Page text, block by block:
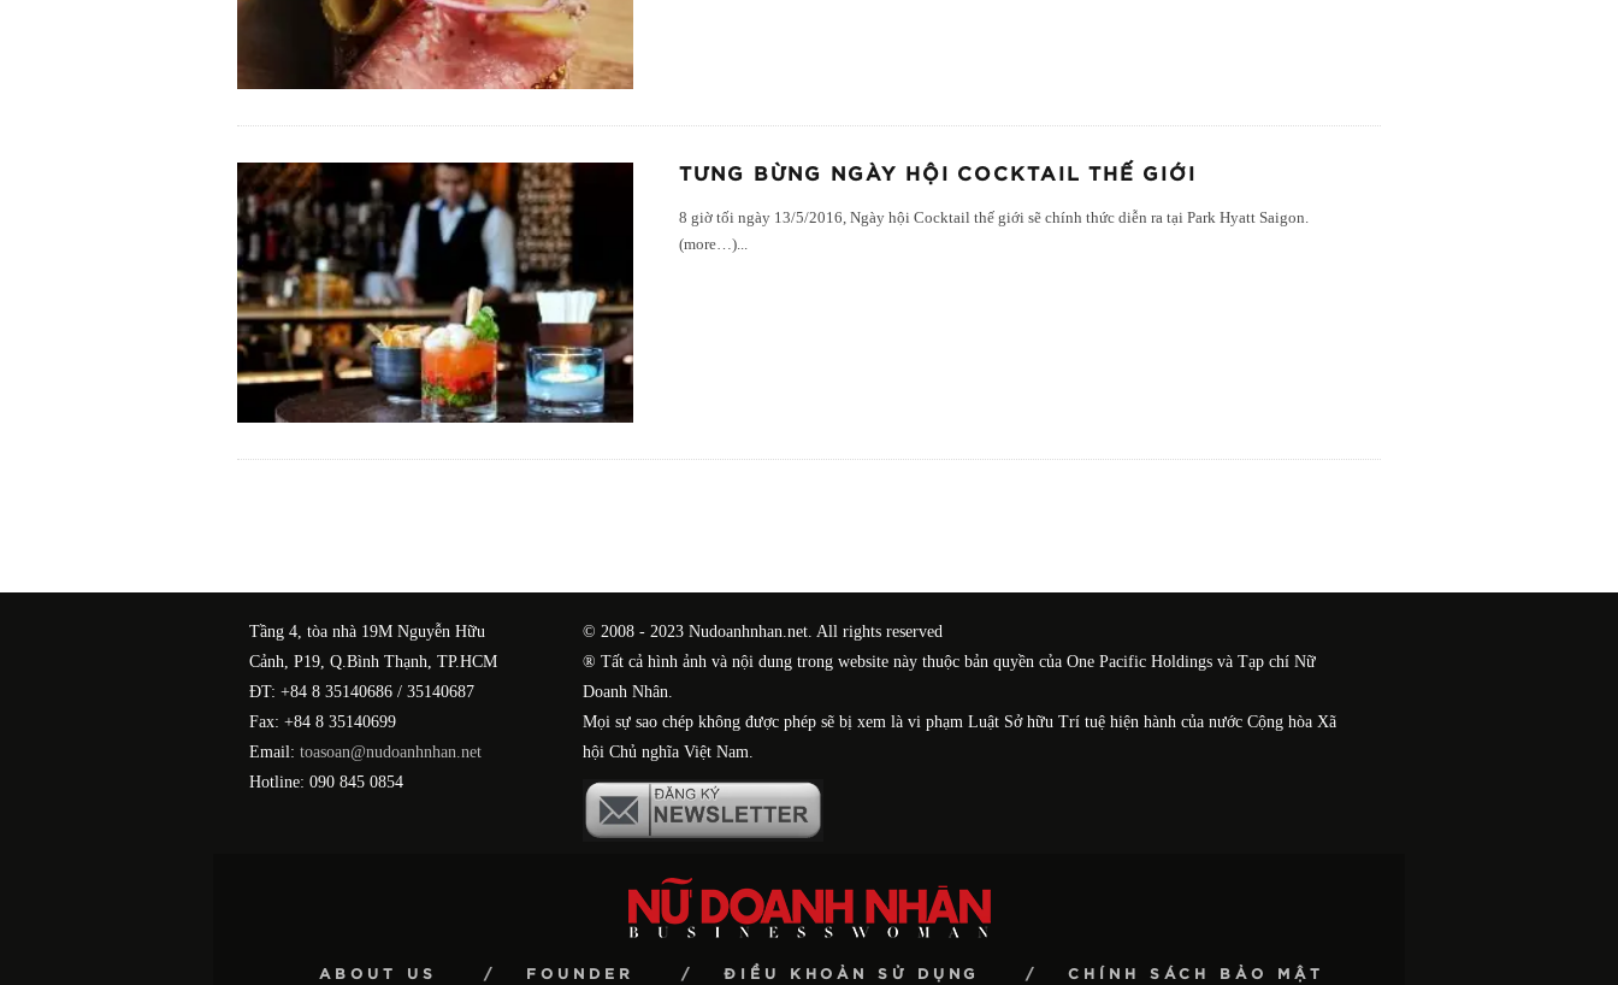
TƯNG BỪNG NGÀY HỘI COCKTAIL THẾ GIỚI
8 giờ tối ngày 13/5/2016, Ngày hội Cocktail thế giới sẽ chính thức diễn ra tại Park Hyatt Saigon.
(more…)...
Tầng 4, tòa nhà 19M Nguyễn Hữu
Cảnh, P19, Q.Bình Thạnh, TP.HCM
ĐT: +84 8 35140686 / 35140687
Fax: +84 8 35140699
Email: toasoan@nudoanhnhan.net
Hotline: 090 845 0854
© 2008 - 2023 Nudoanhnhan.net. All rights reserved
® Tất cả hình ảnh và nội dung trong website này thuộc bản quyền của One Pacific Holdings và Tạp chí Nữ
Doanh Nhân.
Mọi sự sao chép không được phép sẽ bị xem là vi phạm Luật Sở hữu Trí tuệ hiện hành của nước Cộng hòa Xã
hội Chủ nghĩa Việt Nam.
ABOUT US FOUNDER ĐIỀU KHOẢN SỬ DỤNG CHÍNH SÁCH BẢO MẬT